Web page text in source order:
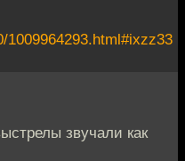
1009964293.html#ixzz33
звучали как